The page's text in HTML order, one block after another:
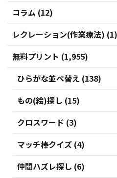
コラム (12)
レクレーション(作業療法) (1)
無料プリント (1,955)
ひらがな並べ替え (138)
もの(絵)探し (15)
クロスワード (3)
マッチ棒クイズ (4)
仲間ハズレ探し (6)